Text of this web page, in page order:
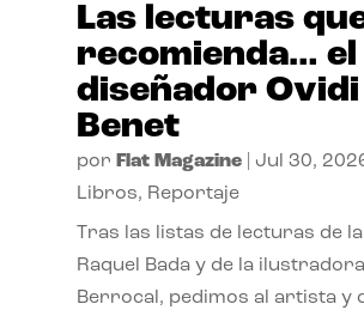
Las lecturas
recomienda… el
diseñador Ovidi
Benet
por Flat Magazine| Jul 30,
Libros, Reportaje
Tras las listas de lecturas de
Raquel Bada y de la
Berrocal, pedimos al artista y